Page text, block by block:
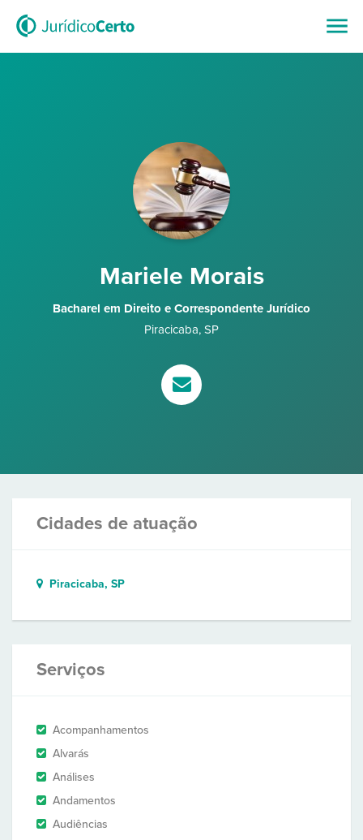
Mariele Morais
Bacharel em Direito e Correspondente Jurídico
Piracicaba, SP
Cidades de atuação
Piracicaba, SP
Serviços
Acompanhamentos
Alvarás
Análises
Andamentos
Audiências